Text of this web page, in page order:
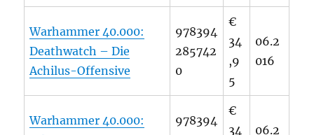
Warhammer 40.000:
Deathwatch – Die
Achilus-Offensive
978394
285742
0
€
34
,9
5
06.2
016
Warhammer 40.000:
978394
€
34
06.2